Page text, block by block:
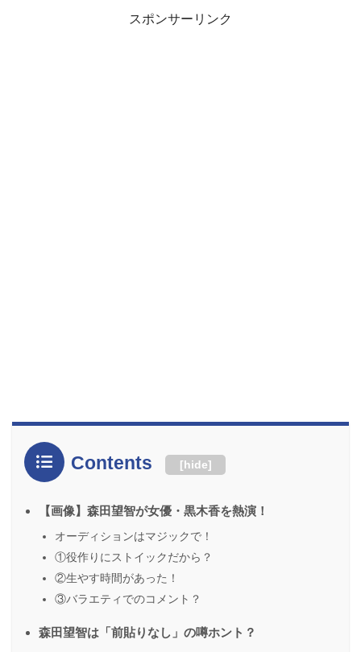
スポンサーリンク
Contents [hide]
【画像】森田望智が女優・黒木香を熱演！
オーディションはマジックで！
①役作りにストイックだから？
②生やす時間があった！
③バラエティでのコメント？
森田望智は「前貼りなし」の噂ホント？